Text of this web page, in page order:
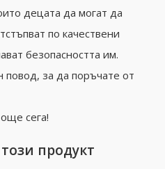
децата да могат да
по качествени
безопасността им.
за да поръчате от
сега!
продукт